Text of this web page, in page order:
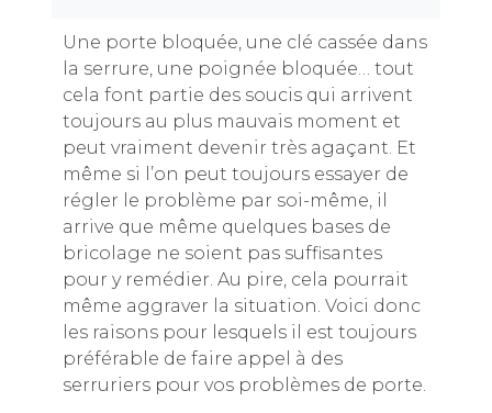
Une porte bloquée, une clé cassée dans
la serrure, une poignée bloquée… tout
cela font partie des soucis qui arrivent
toujours au plus mauvais moment et
peut vraiment devenir très agaçant. Et
même si l’on peut toujours essayer de
régler le problème par soi-même, il
arrive que même quelques bases de
bricolage ne soient pas suffisantes
pour y remédier. Au pire, cela pourrait
même aggraver la situation. Voici donc
les raisons pour lesquels il est toujours
préférable de faire appel à des
serruriers pour vos problèmes de porte.